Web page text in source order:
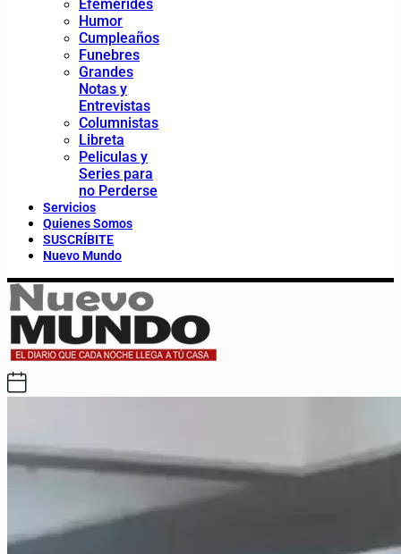
Efemerides
Humor
Cumpleaños
Funebres
Grandes
Notas y
Entrevistas
Columnistas
Libreta
Peliculas y
Series para
no Perderse
Servicios
Quienes Somos
SUSCRÍBITE
Nuevo Mundo